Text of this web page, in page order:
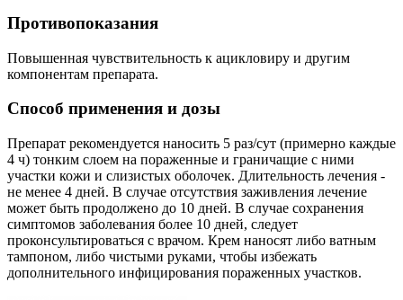
Противопоказания
Повышенная чувствительность к ацикловиру и другим
компонентам препарата.
Способ применения и дозы
Препарат рекомендуется наносить 5 раз/сут (примерно каждые
4 ч) тонким слоем на пораженные и граничащие с ними
участки кожи и слизистых оболочек. Длительность лечения -
не менее 4 дней. В случае отсутствия заживления лечение
может быть продолжено до 10 дней. В случае сохранения
симптомов заболевания более 10 дней, следует
проконсультироваться с врачом. Крем наносят либо ватным
тампоном, либо чистыми руками, чтобы избежать
дополнительного инфицирования пораженных участков.